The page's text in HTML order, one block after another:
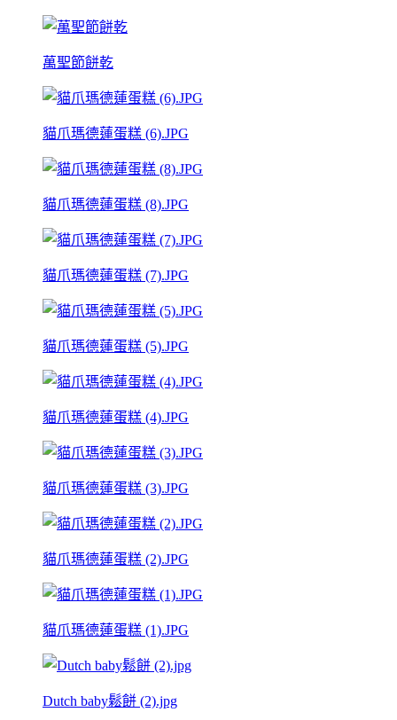
萬聖節餅乾
貓爪瑪德蓮蛋糕 (6).JPG
貓爪瑪德蓮蛋糕 (8).JPG
貓爪瑪德蓮蛋糕 (7).JPG
貓爪瑪德蓮蛋糕 (5).JPG
貓爪瑪德蓮蛋糕 (4).JPG
貓爪瑪德蓮蛋糕 (3).JPG
貓爪瑪德蓮蛋糕 (2).JPG
貓爪瑪德蓮蛋糕 (1).JPG
Dutch baby鬆餅 (2).jpg